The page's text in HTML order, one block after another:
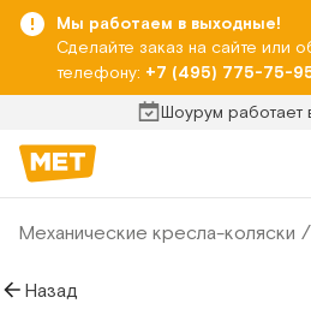
Мы работаем в выходные!
Сделайте заказ на сайте или
телефону: +7 (495) 775-75-
Шоурум работает
Механические кресла-коляски
Назад